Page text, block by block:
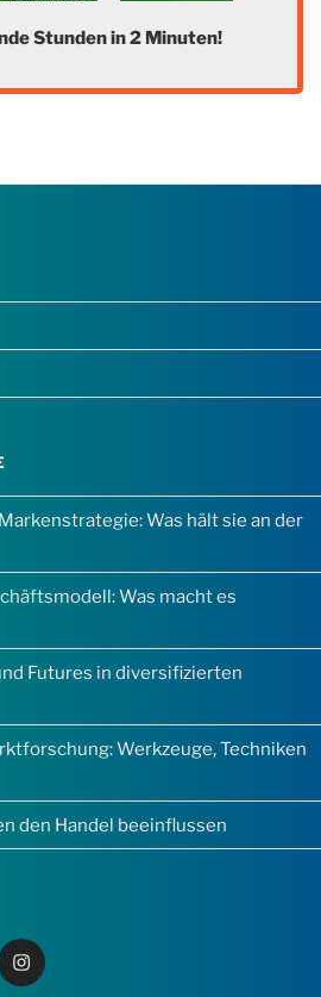
Stunden in 2 Minuten!
Was hält sie an der
Was macht es
Futures in diversifizierten
Werkzeuge, Techniken
den Handel beeinflussen
Instagram